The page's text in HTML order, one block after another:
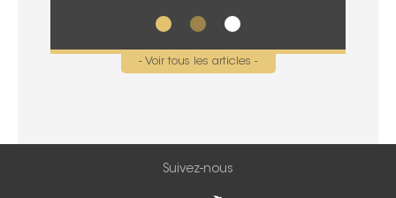
- Voir tous les articles -
Suivez-nous